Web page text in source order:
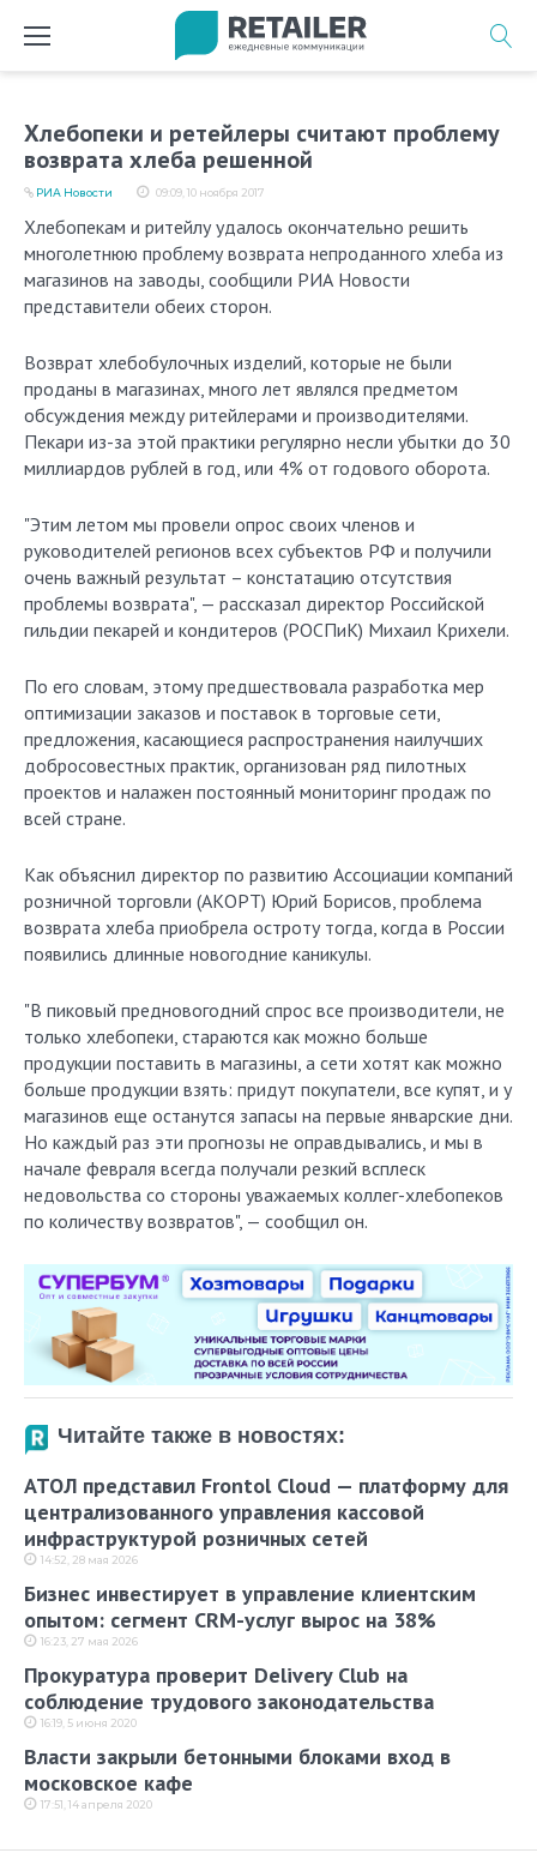
Хлебопеки и ретейлеры считают проблему
возврата хлеба решенной
09:09, 10 ноября 2017
РИА Новости
Хлебопекам и ритейлу удалось окончательно решить
многолетнюю проблему возврата непроданного хлеба из
магазинов на заводы, сообщили РИА Новости
представители обеих сторон.
Возврат хлебобулочных изделий, которые не были
проданы в магазинах, много лет являлся предметом
обсуждения между ритейлерами и производителями.
Пекари из-за этой практики регулярно несли убытки до 30
миллиардов рублей в год, или 4% от годового оборота.
"Этим летом мы провели опрос своих членов и
руководителей регионов всех субъектов РФ и получили
очень важный результат – констатацию отсутствия
проблемы возврата", — рассказал директор Российской
гильдии пекарей и кондитеров (РОСПиК) Михаил Крихели.
По его словам, этому предшествовала разработка мер
оптимизации заказов и поставок в торговые сети,
предложения, касающиеся распространения наилучших
добросовестных практик, организован ряд пилотных
проектов и налажен постоянный мониторинг продаж по
всей стране.
Как объяснил директор по развитию Ассоциации компаний
розничной торговли (АКОРТ) Юрий Борисов, проблема
возврата хлеба приобрела остроту тогда, когда в России
появились длинные новогодние каникулы.
"В пиковый предновогодний спрос все производители, не
только хлебопеки, стараются как можно больше
продукции поставить в магазины, а сети хотят как можно
больше продукции взять: придут покупатели, все купят, и у
магазинов еще останутся запасы на первые январские дни.
Но каждый раз эти прогнозы не оправдывались, и мы в
начале февраля всегда получали резкий всплеск
недовольства со стороны уважаемых коллег-хлебопеков
по количеству возвратов", — сообщил он.
Читайте также в новостях:
АТОЛ представил Frontol Cloud — платформу для
централизованного управления кассовой
инфраструктурой розничных сетей
14:52, 28 мая 2026
Бизнес инвестирует в управление клиентским
опытом: сегмент CRM-услуг вырос на 38%
16:23, 27 мая 2026
Прокуратура проверит Delivery Club на
соблюдение трудового законодательства
16:19, 5 июня 2020
Власти закрыли бетонными блоками вход в
московское кафе
17:51, 14 апреля 2020